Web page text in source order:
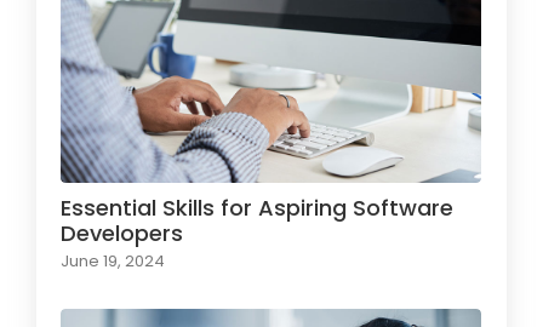
Essential Skills for Aspiring Software
Developers
June 19, 2024